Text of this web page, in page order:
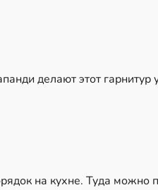
делают этот
на кухне. Туда можно